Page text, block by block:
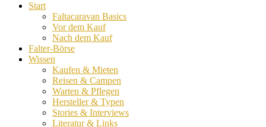
Start
Faltacaravan Basics
Vor dem Kauf
Nach dem Kauf
Falter-Börse
Wissen
Kaufen & Mieten
Reisen & Campen
Warten & Pflegen
Hersteller & Typen
Stories & Interviews
Literatur & Links